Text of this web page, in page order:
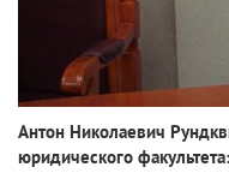
Антон Николаевич
юридического факультета: